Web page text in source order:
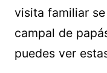
visita familiar
campal de
puedes ver